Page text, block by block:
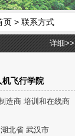
页 > 联系方式
详细>>
机飞行学院
造商 培训和在线商
北省 武汉市